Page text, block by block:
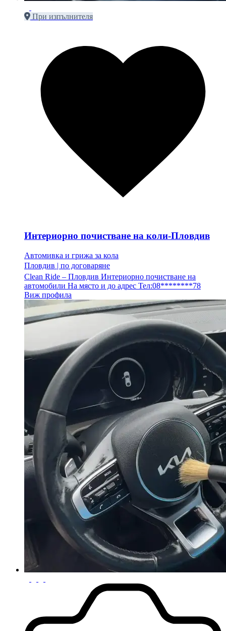
При изпълнителя
Интериорно почистване на коли-Пловдив
Автомивка и грижа за кола
Пловдив | по договаряне
Clean Ride – Пловдив Интериорно почистване на
автомобили На място и до адрес Тел:08********78
Виж профила